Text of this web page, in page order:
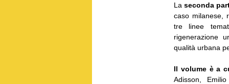
Laseconda
caso milanese,
tre linee
rigenerazione
qualità urbana
Il volume è a
Adisson,